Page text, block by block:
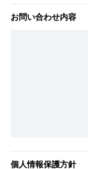
お問い合わせ内容
個人情報保護方針